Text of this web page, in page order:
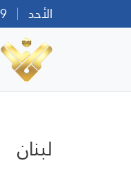
الأحد
لبنان